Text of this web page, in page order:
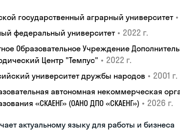
государственный аграрный университет •
федеральный университет • 2022 г.
Образовательное Учреждение
Центр "Темпус" • 2022 г.
университет дружбы народов • 2001 г.
автономная некоммерческая
«СКАЕНГ» (ОАНО ДПО «СКАЕНГ») • 2026 г.
актуальному языку для работы и бизнеса